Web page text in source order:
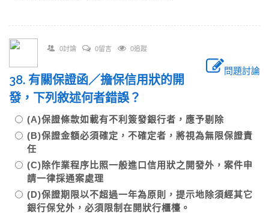
0討論 0留言 0追蹤
問題討論
38. 有關保證函／擔保信用狀的開
發，下列敘述何者錯誤？
(A)保證條款如載有不利簽發銀行者，應予剔除
(B)保證金額必須確定，不確定者，將視為無限保證責
任
(C)除作業程序比照一般進口信用狀之開發外，案件申
請一律採通案處理
(D)保證期限以不超過一年為原則，提示地除須經其它
銀行保兌外，必須限制在開狀行櫃檯。